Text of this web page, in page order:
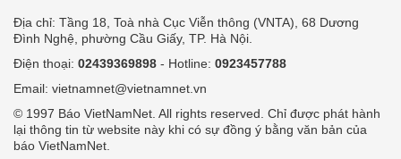
Địa chỉ: Tầng 18, Toà nhà Cục Viễn thông (VNTA), 68 Dương
Đình Nghệ, phường Cầu Giấy, TP. Hà Nội.
Điện thoại: 02439369898 - Hotline: 0923457788
Email: vietnamnet@vietnamnet.vn
© 1997 Báo VietNamNet. All rights reserved. Chỉ được phát hành
lại thông tin từ website này khi có sự đồng ý bằng văn bản của
báo VietNamNet.